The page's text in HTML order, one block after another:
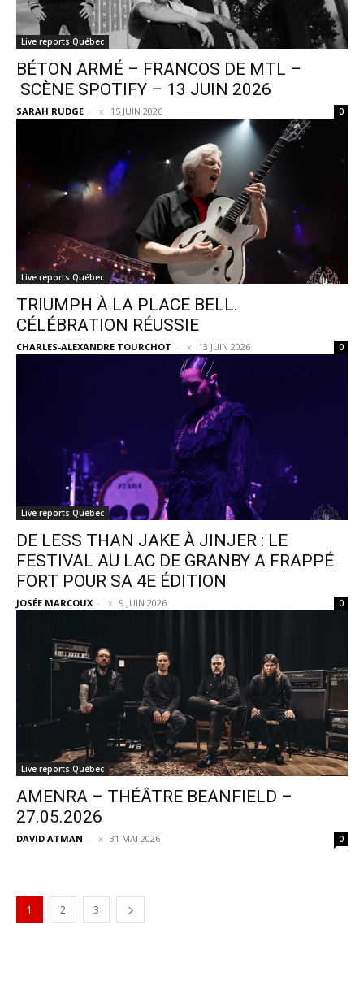
Live reports Québec
BÉTON ARMÉ – FRANCOS DE MTL –
SCÈNE SPOTIFY – 13 JUIN 2026
SARAH RUDGE - 15 JUIN 2026 0
Live reports Québec
TRIUMPH À LA PLACE BELL.
CÉLÉBRATION RÉUSSIE
CHARLES-ALEXANDRE TOURCHOT - 13 JUIN 2026 0
Live reports Québec
DE LESS THAN JAKE À JINJER : LE
FESTIVAL AU LAC DE GRANBY A FRAPPÉ
FORT POUR SA 4E ÉDITION
JOSÉE MARCOUX - 9 JUIN 2026 0
Live reports Québec
AMENRA – THÉÂTRE BEANFIELD –
27.05.2026
DAVID ATMAN - 31 MAI 2026 0
1 2 3